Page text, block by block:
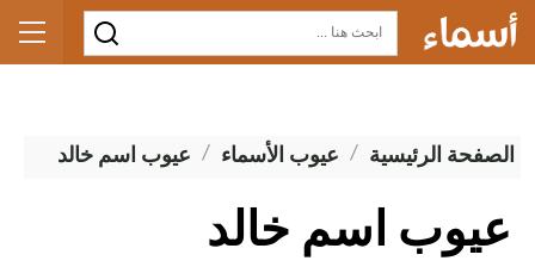
الصفحة الرئيسية عيوب الأسماء عيوب اسم خالد
عيوب اسم خالد